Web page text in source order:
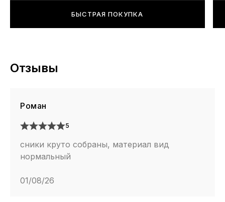
БЫСТРАЯ ПОКУПКА
Отзывы
Роман
5
сники круто собраны, материал вид
нормальный
01/08/26